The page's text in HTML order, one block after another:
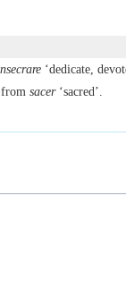
‘dedicate,
sacer‘sacred’.